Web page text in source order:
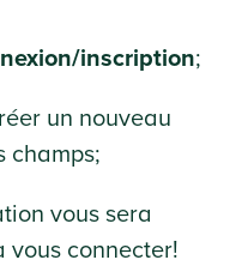
inscription;
un nouveau
champs;
vous sera
vous connecter!